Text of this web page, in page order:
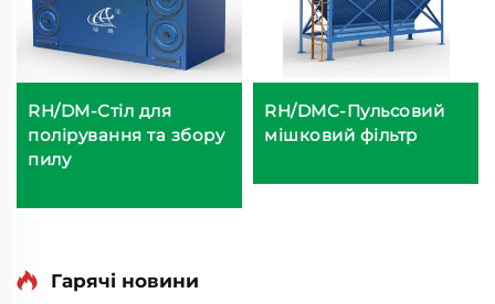
RH/DM-Стіл для
полірування та збору
пилу
RH/DMC-Пульсовий
мішковий фільтр
Гарячі новини